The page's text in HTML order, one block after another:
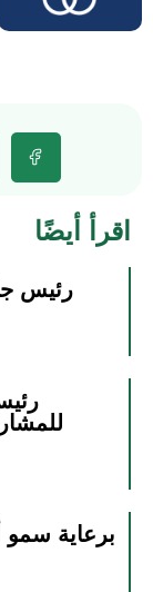
اقرأ أيضًا
رئيس
برعاية سمو